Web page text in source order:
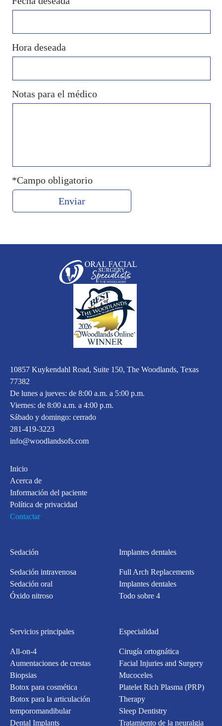
Hora deseada
Notas para el médico
*Campo obligatorio
10857 Kuykendahl Road, Suite 150, The Woodlands, Texas
77382
De lunes a jueves: de 8:00 a.m. a 5:00 p.m.
Viernes: de 8:00 a.m. a 4:00 p.m.
Sábado y domingo: cerrado
281-419-3223
info@woodlandsofs.com
Inicio
Acerca de
Información del paciente
Política de privacidad
Contactar
Sedación
Sedación intravenosa
Sedación oral
Óxido nitroso
Implantes dentales
Full Arch Replacements
Implantes dentales
Todo sobre 4
Servicios principales
All-on-4
Aumentaciones de crestas
Biopsias
Botox para cosmética
Botox para la articulación
temporomandibular
Dental Implants
Especialidad
Cirugía ortognática
Facial Injuries and Surgery
Mucoceles
Platelet Rich Plasma (PRP)
Therapy
Sleep Dentistry
Tratamiento de la neuralgia